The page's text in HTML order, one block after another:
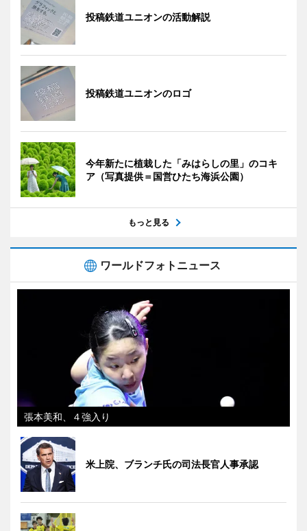
投稿鉄道ユニオンの活動解説
投稿鉄道ユニオンのロゴ
今年新たに植栽した「みはらしの里」のコキ
ア（写真提供＝国営ひたち海浜公園）
もっと見る
ワールドフォトニュース
張本美和、４強入り
米上院、ブランチ氏の司法長官人事承認